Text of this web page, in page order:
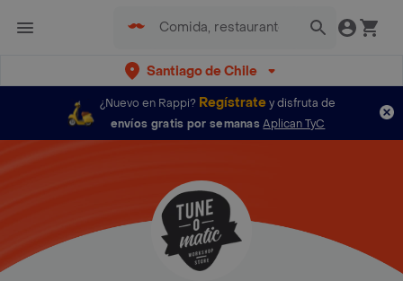
Santiago de Chile
¿Nuevo en Rappi? Regístratey disfruta de
envíos gratis por semanas Aplican TyC